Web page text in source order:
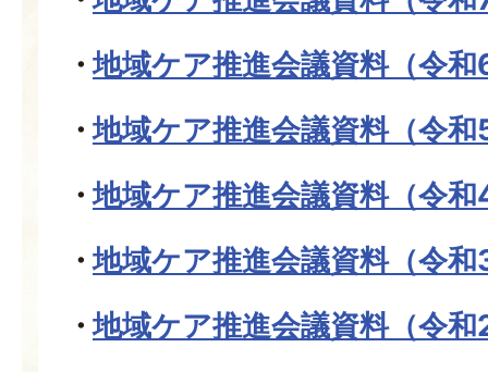
地域ケア推進会議資料（令和
地域ケア推進会議資料（令和
地域ケア推進会議資料（令和
地域ケア推進会議資料（令和
地域ケア推進会議資料（令和